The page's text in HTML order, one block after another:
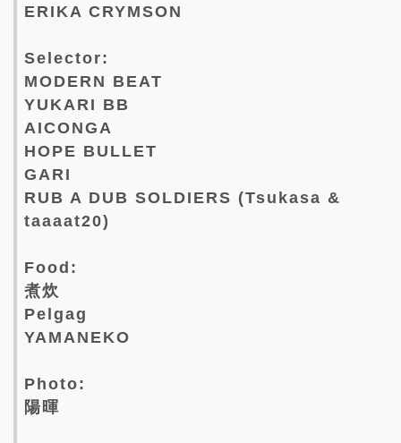
ERIKA CRYMSON
Selector:
MODERN BEAT
YUKARI BB
AICONGA
HOPE BULLET
GARI
RUB A DUB SOLDIERS (Tsukasa &
taaaat20)
Food:
煮炊
Pelgag
YAMANEKO
Photo:
陽暉